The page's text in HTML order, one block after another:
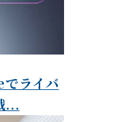
ライバ
...